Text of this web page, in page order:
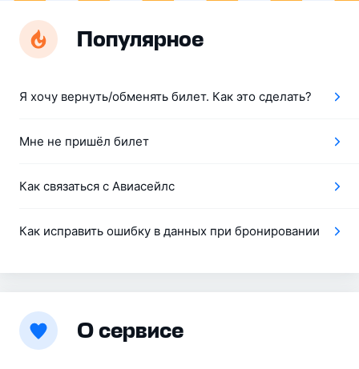
Популярное
Я хочу вернуть/обменять билет. Как это сделать?
Мне не пришёл билет
Как связаться с Авиасейлс
Как исправить ошибку в данных при бронировании
О сервисе